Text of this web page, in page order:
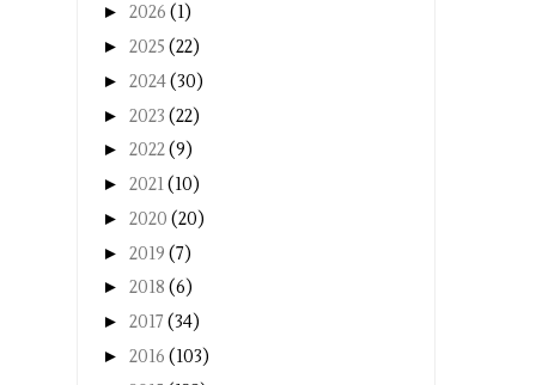
► 2026 (1)
► 2025 (22)
► 2024(30)
► 2023 (22)
► 2022(9)
► 2021(10)
► 2020 (20)
► 2019 (7)
► 2018 (6)
► 2017 (34)
► 2016 (103)